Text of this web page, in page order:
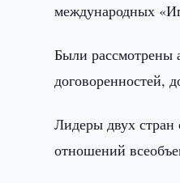
международных
Были рассмотрены
договоренностей,
Лидеры двух стран
отношений